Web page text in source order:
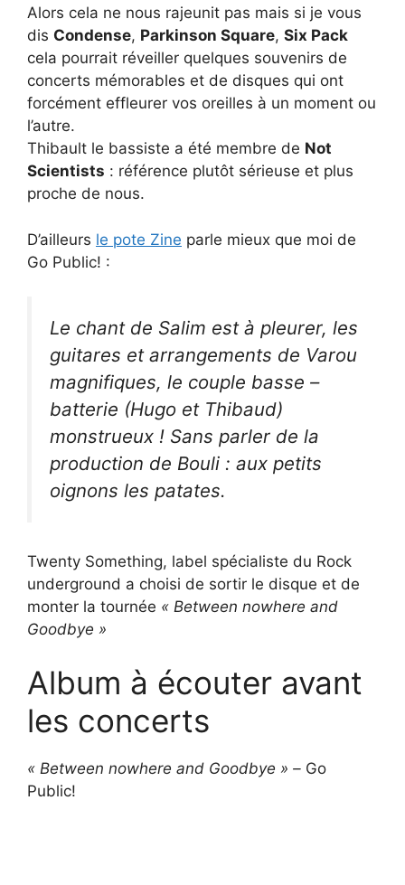
Alors cela ne nous rajeunit pas mais si je vous
dis Condense, Parkinson Square, Six Pack
cela pourrait réveiller quelques souvenirs de
concerts mémorables et de disques qui ont
forcément effleurer vos oreilles à un moment ou
l’autre.
Thibault le bassiste a été membre de Not
Scientists : référence plutôt sérieuse et plus
proche de nous.
D’ailleurs le pote Zine parle mieux que moi de
Go Public! :
Le chant de Salim est à pleurer, les
guitares et arrangements de Varou
magnifiques, le couple basse –
batterie (Hugo et Thibaud)
monstrueux ! Sans parler de la
production de Bouli : aux petits
oignons les patates.
Twenty Something, label spécialiste du Rock
underground a choisi de sortir le disque et de
monter la tournée « Between nowhere and
Goodbye »
Album à écouter avant
les concerts
« Between nowhere and Goodbye » – Go
Public!